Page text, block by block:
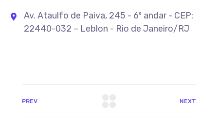
Av. Ataulfo de Paiva, 245 - 6º andar - CEP:
22440-032 – Leblon - Rio de Janeiro/RJ
PREV NEXT